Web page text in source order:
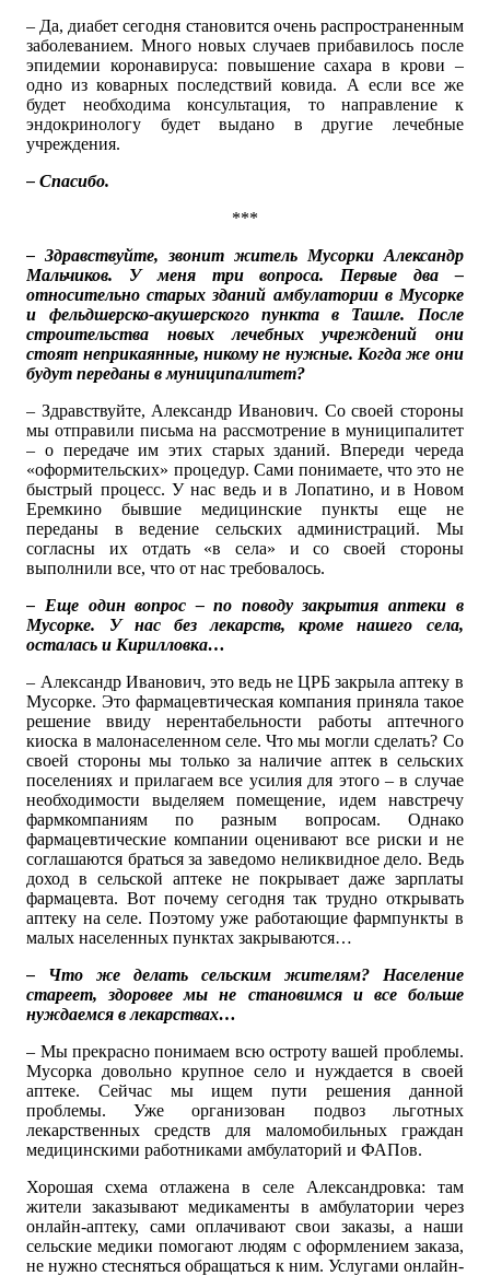
– Да, диабет сегодня становится очень распространенным
заболеванием. Много новых случаев прибавилось после
эпидемии коронавируса: повышение сахара в крови –
одно из коварных последствий ковида. А если все же
будет необходима консультация, то направление к
эндокринологу будет выдано в другие лечебные
учреждения.
– Спасибо.
***
– Здравствуйте, звонит житель Мусорки Александр
Мальчиков. У меня три вопроса. Первые два –
относительно старых зданий амбулатории в Мусорке
и фельдшерско-акушерского пункта в Ташле. После
строительства новых лечебных учреждений они
стоят неприкаянные, никому не нужные. Когда же они
будут переданы в муниципалитет?
– Здравствуйте, Александр Иванович. Со своей стороны
мы отправили письма на рассмотрение в муниципалитет
– о передаче им этих старых зданий. Впереди череда
«оформительских» процедур. Сами понимаете, что это не
быстрый процесс. У нас ведь и в Лопатино, и в Новом
Еремкино бывшие медицинские пункты еще не
переданы в ведение сельских администраций. Мы
согласны их отдать «в села» и со своей стороны
выполнили все, что от нас требовалось.
– Еще один вопрос – по поводу закрытия аптеки в
Мусорке. У нас без лекарств, кроме нашего села,
осталась и Кирилловка…
– Александр Иванович, это ведь не ЦРБ закрыла аптеку в
Мусорке. Это фармацевтическая компания приняла такое
решение ввиду нерентабельности работы аптечного
киоска в малонаселенном селе. Что мы могли сделать? Со
своей стороны мы только за наличие аптек в сельских
поселениях и прилагаем все усилия для этого – в случае
необходимости выделяем помещение, идем навстречу
фармкомпаниям по разным вопросам. Однако
фармацевтические компании оценивают все риски и не
соглашаются браться за заведомо неликвидное дело. Ведь
доход в сельской аптеке не покрывает даже зарплаты
фармацевта. Вот почему сегодня так трудно открывать
аптеку на селе. Поэтому уже работающие фармпункты в
малых населенных пунктах закрываются…
– Что же делать сельским жителям? Население
стареет, здоровее мы не становимся и все больше
нуждаемся в лекарствах…
– Мы прекрасно понимаем всю остроту вашей проблемы.
Мусорка довольно крупное село и нуждается в своей
аптеке. Сейчас мы ищем пути решения данной
проблемы. Уже организован подвоз льготных
лекарственных средств для маломобильных граждан
медицинскими работниками амбулаторий и ФАПов.
Хорошая схема отлажена в селе Александровка: там
жители заказывают медикаменты в амбулатории через
онлайн-аптеку, сами оплачивают свои заказы, а наши
сельские медики помогают людям с оформлением заказа,
не нужно стесняться обращаться к ним. Услугами онлайн-